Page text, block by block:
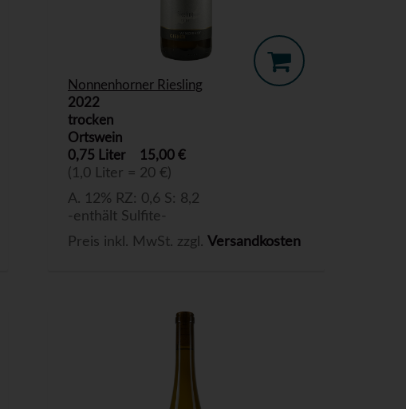
Nonnenhorner Riesling
2022
trocken
Ortswein
0,75 Liter
15,00 €
(1,0 Liter = 20 €)
A. 12% RZ: 0,6 S: 8,2
-enthält Sulfite-
Preis inkl. MwSt. zzgl. Versandkosten